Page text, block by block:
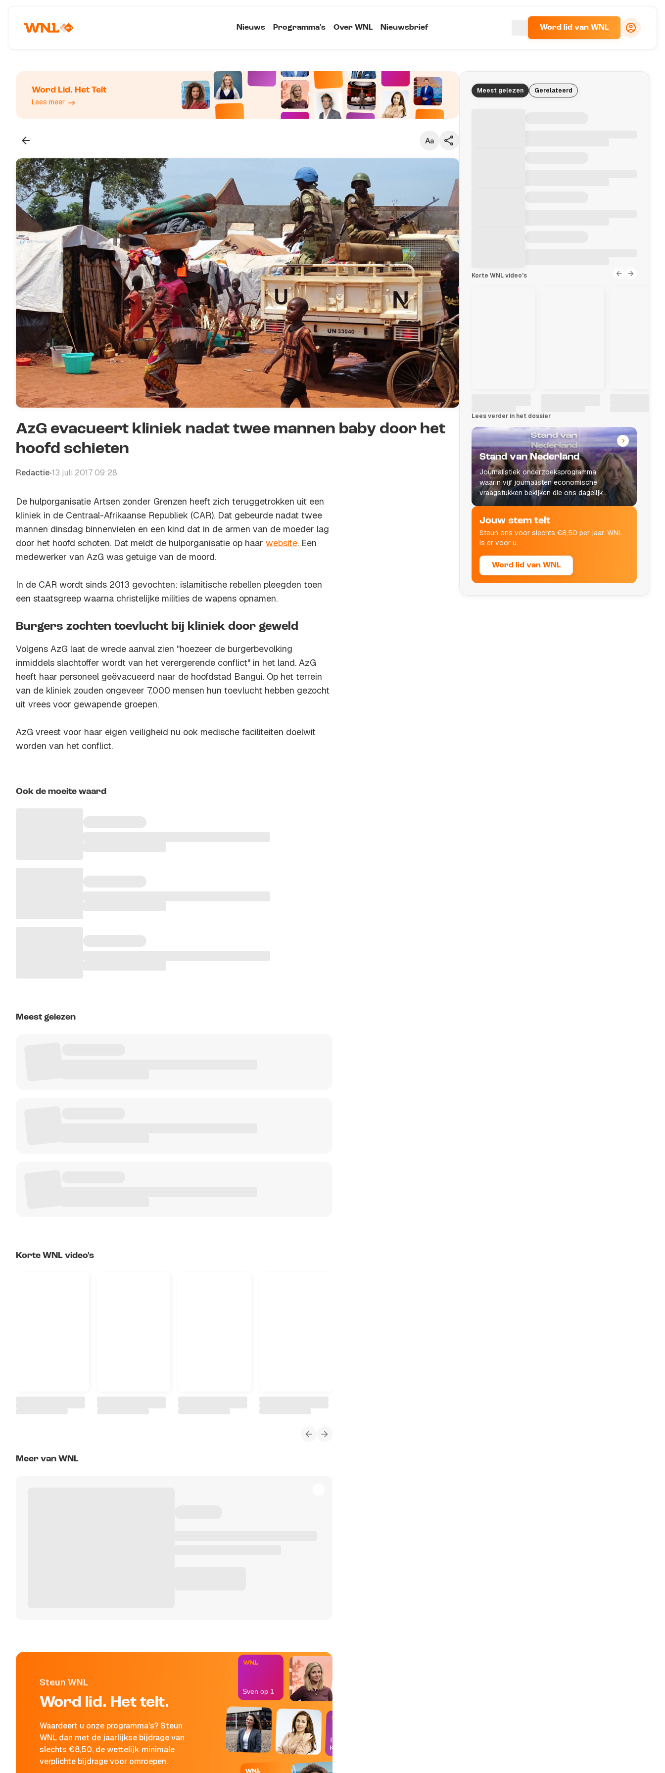
Nieuws Programma's Over WNL Nieuwsbrief Word lid van WNL
Word Lid. Het Telt
Lees meer
AzG evacueert kliniek nadat twee mannen baby door het
hoofd schieten
Redactie•13 juli 2017 09:28
De hulporganisatie Artsen zonder Grenzen heeft zich teruggetrokken uit een
kliniek in de Centraal-Afrikaanse Republiek (CAR). Dat gebeurde nadat twee
mannen dinsdag binnenvielen en een kind dat in de armen van de moeder lag
door het hoofd schoten. Dat meldt de hulporganisatie op haar website. Een
medewerker van AzG was getuige van de moord.
In de CAR wordt sinds 2013 gevochten: islamitische rebellen pleegden toen
een staatsgreep waarna christelijke milities de wapens opnamen.
Burgers zochten toevlucht bij kliniek door geweld
Volgens AzG laat de wrede aanval zien "hoezeer de burgerbevolking
inmiddels slachtoffer wordt van het verergerende conflict" in het land. AzG
heeft haar personeel geëvacueerd naar de hoofdstad Bangui. Op het terrein
van de kliniek zouden ongeveer 7.000 mensen hun toevlucht hebben gezocht
uit vrees voor gewapende groepen.
AzG vreest voor haar eigen veiligheid nu ook medische faciliteiten doelwit
worden van het conflict.
Ook de moeite waard
Meest gelezen
Korte WNL video's
Meer van WNL
Steun WNL
Word lid. Het telt.
Waardeert u onze programma's? Steun
WNL dan met de jaarlijkse bijdrage van
slechts €8,50, de wettelijk minimale
verplichte bijdrage voor omroepen.
In de
Kantine
Sven op 1
Meest gelezen Gerelateerd
Korte WNL video's
Lees verder in het dossier
Stand van Nederland
Journalistiek onderzoeksprogramma
waarin vijf journalisten economische
vraagstukken bekijken die ons dagelijks
leven raken.
Jouw stem telt
Steun ons voor slechts €8,50 per jaar. WNL
is er voor u.
Word lid van WNL